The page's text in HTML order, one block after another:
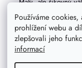
Používáme
prohlížení webu a
zlepšovali jeho
informací
je
5,0
z
5
hvězdiček.
kovový prvek,
vás, jak pohodlně